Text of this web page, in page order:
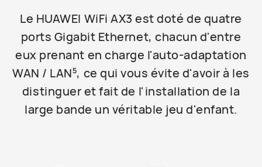
Le HUAWEI WiFi AX3 est doté de quatre
ports Gigabit Ethernet, chacun d'entre
eux prenant en charge l'auto-adaptation
WAN / LAN5, ce qui vous évite d'avoir à les
distinguer et fait de l'installation de la
large bande un véritable jeu d'enfant.